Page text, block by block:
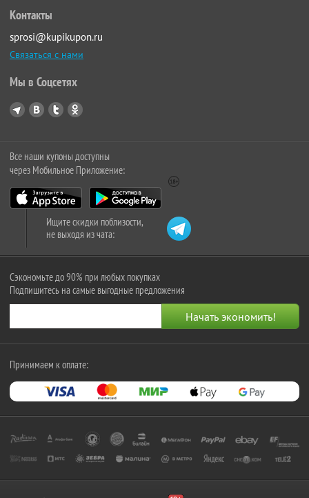
Контакты
sprosi@kupikupon.ru
Связаться с нами
Мы в Соцсетях
Все наши купоны доступны
через Мобильное Приложение:
Ищите скидки поблизости,
не выходя из чата:
Сэкономьте до 90% при любых покупках
Подпишитесь на самые выгодные предложения
Принимаем к оплате: